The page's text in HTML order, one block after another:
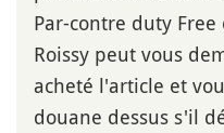
Par-contre duty
Roissy peut vous
acheté l'article et
douane dessus s'il